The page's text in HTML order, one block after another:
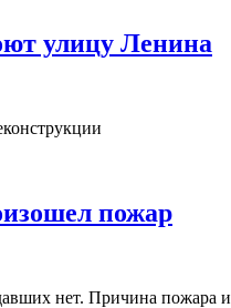
улицу Ленина
пожар
нет. Причина пожара